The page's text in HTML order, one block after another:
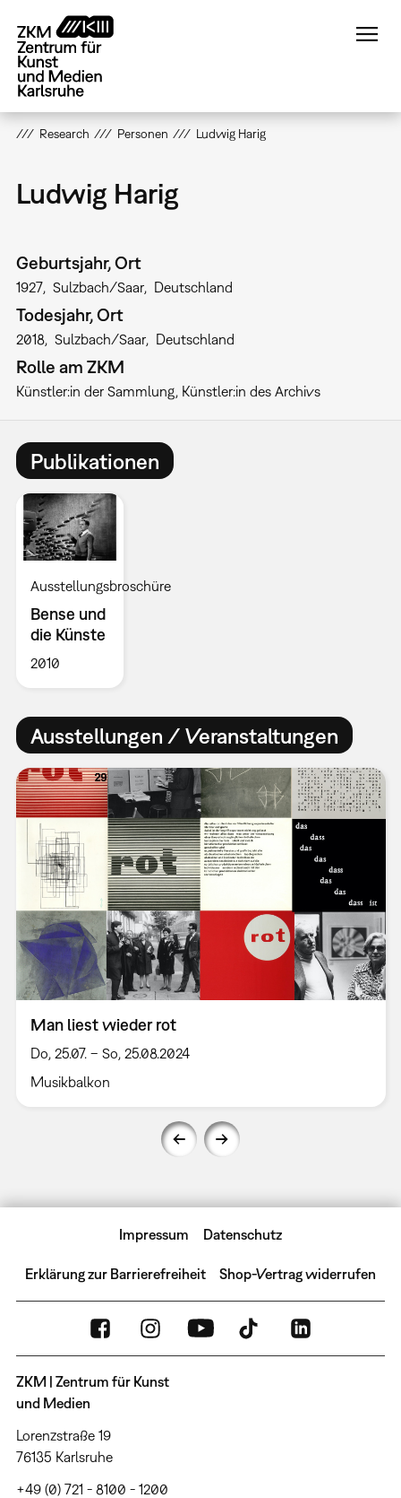
zum
Inhalt
Research Personen Ludwig Harig
Ludwig Harig
Geburtsjahr, Ort
1927 Sulzbach/Saar Deutschland
Todesjahr, Ort
2018 Sulzbach/Saar Deutschland
Rolle am ZKM
Künstler:in der Sammlung Künstler:in des Archivs
Publikationen
Ausstellungsbroschüre
Bense und
die Künste
2010
Ausstellungen / Veranstaltungen
Man liest wieder rot
Do, 25.07. – So, 25.08.2024
Musikbalkon
Impressum Datenschutz
Erklärung zur Barrierefreiheit Shop-Vertrag widerrufen
ZKM | Zentrum für Kunst
und Medien
Lorenzstraße 19
76135 Karlsruhe
+49 (0) 721 - 8100 - 1200